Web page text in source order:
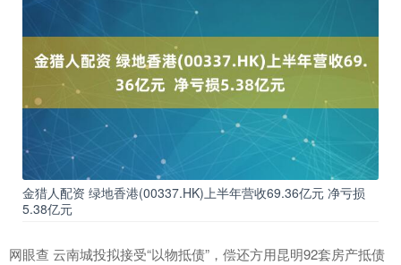
金猎人配资 绿地香港(00337.HK)上半年营收69.36亿元 净亏损
5.38亿元
网眼查 云南城投拟接受“以物抵债”，偿还方用昆明92套房产抵债